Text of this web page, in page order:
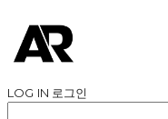
LOG IN 로그인